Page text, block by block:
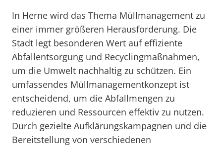
In Herne wird das Thema Müllmanagement zu
einer immer größeren Herausforderung. Die
Stadt legt besonderen Wert auf effiziente
Abfallentsorgung und Recyclingmaßnahmen,
um die Umwelt nachhaltig zu schützen. Ein
umfassendes Müllmanagementkonzept ist
entscheidend, um die Abfallmengen zu
reduzieren und Ressourcen effektiv zu nutzen.
Durch gezielte Aufklärungskampagnen und die
Bereitstellung von verschiedenen